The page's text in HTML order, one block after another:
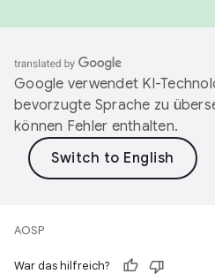
Google verwendet KI-
bevorzugte Sprache zu
können Fehler enthalten.
AOSP
War das hilfreich?